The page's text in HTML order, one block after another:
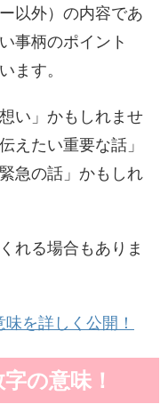
以外）の内容であ
事柄のポイント
ます。
い」かもしれませ
えたい重要な話」
急の話」かもしれ
れる場合もありま
を詳しく公開！
の意味！